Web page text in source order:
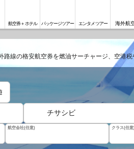
航空券＋ホテル パッケージツアー エンタメツアー 海外航
路線の格安航空券を燃油サーチャージ、空港
チサシビ
航空会社(任意) クラス(任